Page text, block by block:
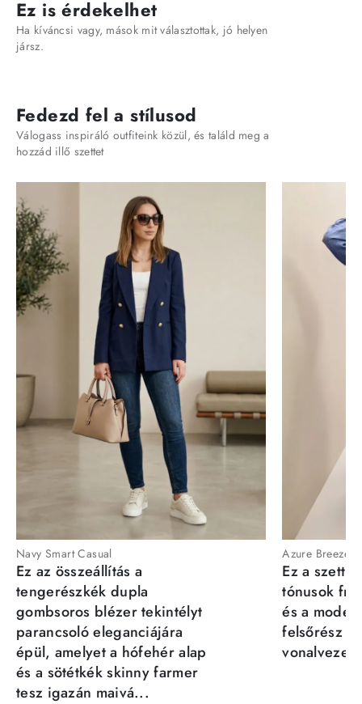
Ez is érdekelhet
Ha kíváncsi vagy, mások mit választottak, jó helyen
jársz.
Fedezd fel a stílusod
Válogass inspiráló outfiteink közül, és találd meg a
hozzád illő szettet
Navy Smart Casual
Ez az összeállítás a
tengerészkék dupla
gombsoros blézer tekintélyt
parancsoló eleganciájára
épül, amelyet a hófehér alap
és a sötétkék skinny farmer
tesz igazán maivá...
Azure Breeze
Ez a szett
tónusok
és a
felsőrész